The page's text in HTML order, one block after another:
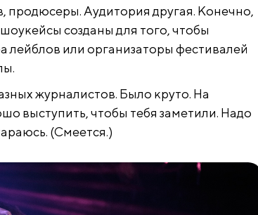
продюсеры. Аудитория другая. Конечно,
созданы для того, чтобы
или организаторы фестивалей
журналистов. Было круто. На
выступить, чтобы тебя заметили. Надо
(Смеется.)